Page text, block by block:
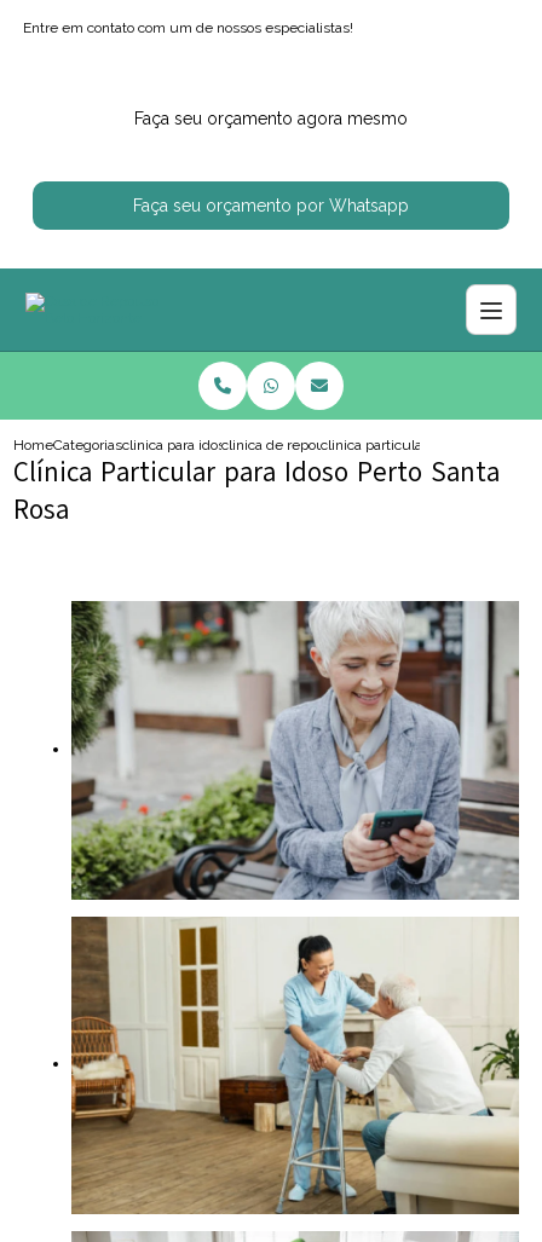
Entre em contato com um de nossos especialistas!
Faça seu orçamento agora mesmo
Faça seu orçamento por Whatsapp
HomeCategoriasclinica para idososclinica de repouso para idoso com alzheimer
clinica particular para idoso perto
Clínica Particular para Idoso Perto Santa
Rosa